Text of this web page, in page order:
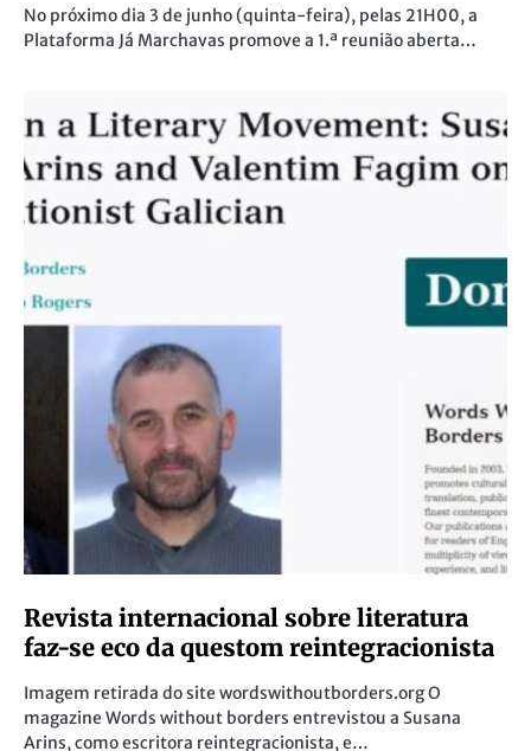
No próximo dia 3 de junho (quinta-feira), pelas 21H00, a
Plataforma Já Marchavas promove a 1.ª reunião aberta…
Revista internacional sobre literatura
faz-se eco da questom reintegracionista
Imagem retirada do site wordswithoutborders.org O
magazine Words without borders entrevistou a Susana
Arins, como escritora reintegracionista, e…